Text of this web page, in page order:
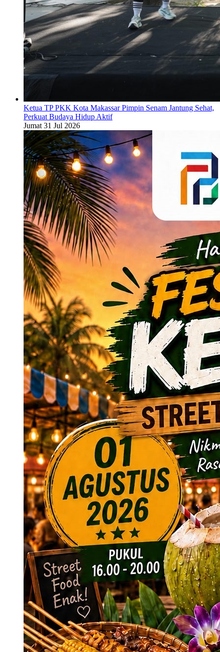
Ketua TP PKK Kota Makassar Pimpin Senam Jantung Sehat,
Perkuat Budaya Hidup Aktif
Jumat 31 Jul 2026